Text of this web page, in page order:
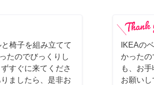
椅子を組み立てて
たのでびっくりし
すぐに来てくださ
ましたら、是非お
IKEAの
かったの
も、お
お願い